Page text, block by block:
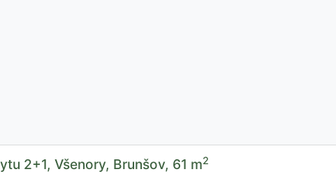
2+1, Všenory, Brunšov, 61 m2